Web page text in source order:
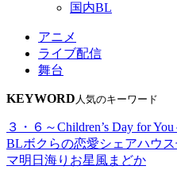
国内BL
アニメ
ライブ配信
舞台
KEYWORD 人気のキーワード
３・６～Children’s Day for You
BLボクらの恋愛シェアハウス
マ明日海りお星風まどか